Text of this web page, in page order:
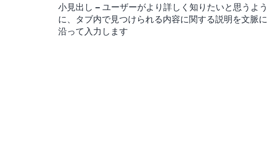
小見出し – ユーザーがより詳しく知りたいと思うよう
に、タブ内で見つけられる内容に関する説明を文脈に
沿って入力します